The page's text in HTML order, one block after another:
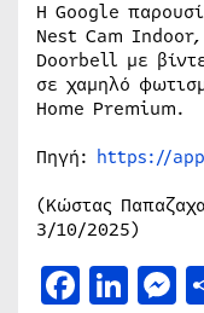
Η Google
Nest Cam
Doorbell με
σε χαμηλό
Home Premium.
Πηγή: https://
(Κώστας
3/10/2025)